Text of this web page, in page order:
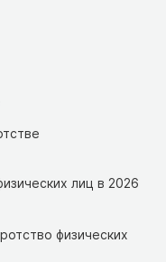
лиц в 2026
физических